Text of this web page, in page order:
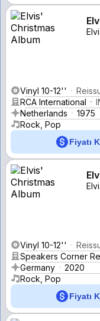
Vinyl 10-12''
RCA International
Netherlands
1975
Rock, Pop
Fiyatı
Vinyl 10-12''
Speakers Corner
Germany
2020
Rock, Pop
Fiyatı